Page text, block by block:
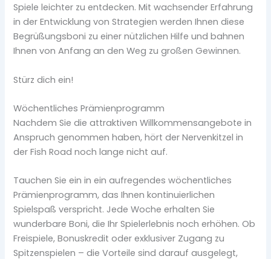
Spiele leichter zu entdecken. Mit wachsender Erfahrung
in der Entwicklung von Strategien werden Ihnen diese
Begrüßungsboni zu einer nützlichen Hilfe und bahnen
Ihnen von Anfang an den Weg zu großen Gewinnen.
Stürz dich ein!
Wöchentliches Prämienprogramm
Nachdem Sie die attraktiven Willkommensangebote in
Anspruch genommen haben, hört der Nervenkitzel in
der Fish Road noch lange nicht auf.
Tauchen Sie ein in ein aufregendes wöchentliches
Prämienprogramm, das Ihnen kontinuierlichen
Spielspaß verspricht. Jede Woche erhalten Sie
wunderbare Boni, die Ihr Spielerlebnis noch erhöhen. Ob
Freispiele, Bonuskredit oder exklusiver Zugang zu
Spitzenspielen – die Vorteile sind darauf ausgelegt,